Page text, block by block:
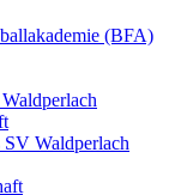
(BFA)
SV Waldperlach